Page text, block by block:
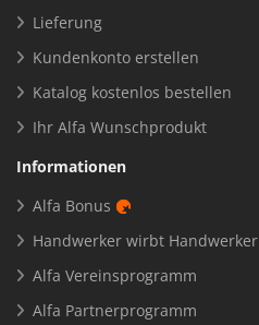
Lieferung
Kundenkonto erstellen
Katalog kostenlos bestellen
Ihr Alfa Wunschprodukt
Informationen
Alfa Bonus
Handwerker wirbt Handwerker
Alfa Vereinsprogramm
Alfa Partnerprogramm